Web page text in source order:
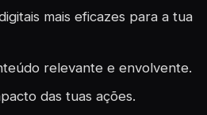
mais eficazes para a tua
relevante e envolvente.
das tuas ações.